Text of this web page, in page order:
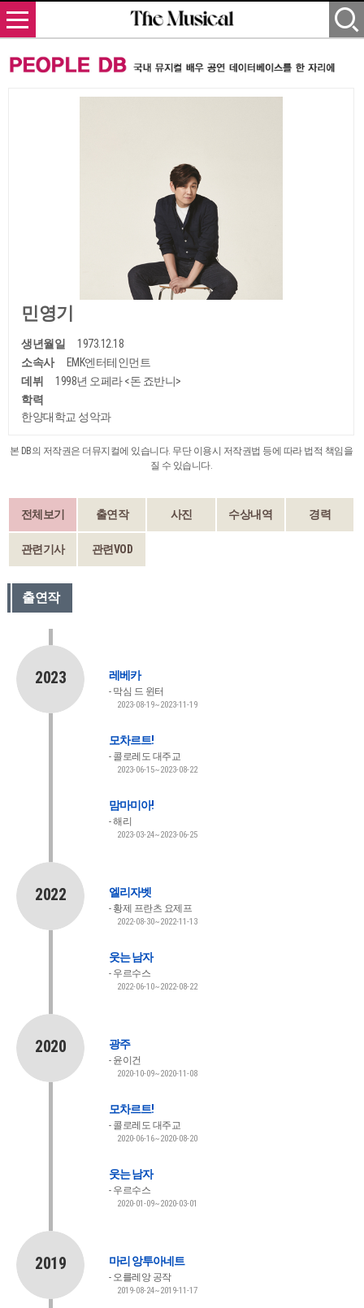
민영기
생년월일
1973.12.18
소속사
EMK엔터테인먼트
데뷔
1998년 오페라 <돈 죠반니>
학력
한양대학교 성악과
본 DB의 저작권은 더뮤지컬에 있습니다. 무단 이용시 저작권법 등에 따라 법적 책임을
질 수 있습니다.
전체보기 출연작 사진 수상내역 경력
관련기사 관련VOD
출연작
2023 레베카
막심 드 윈터
2023-08-19~2023-11-19
모차르트!
콜로레도 대주교
2023-06-15~2023-08-22
맘마미아!
해리
2023-03-24~2023-06-25
2022 엘리자벳
황제 프란츠 요제프
2022-08-30~2022-11-13
웃는 남자
우르수스
2022-06-10~2022-08-22
2020 광주
윤이건
2020-10-09~2020-11-08
모차르트!
콜로레도 대주교
2020-06-16~2020-08-20
웃는 남자
우르수스
2020-01-09~2020-03-01
2019 마리 앙투아네트
오를레앙 공작
2019-08-24~2019-11-17